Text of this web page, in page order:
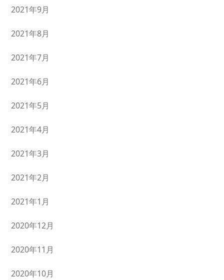
2021年9月
2021年8月
2021年7月
2021年6月
2021年5月
2021年4月
2021年3月
2021年2月
2021年1月
2020年12月
2020年11月
2020年10月